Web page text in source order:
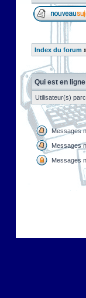
Index du forum
Qui est en
Utilisateur(s)
Messages
Messages
Messages